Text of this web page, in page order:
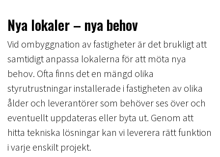
Nya lokaler – nya behov
Vid ombyggnation av fastigheter är det brukligt att
samtidigt anpassa lokalerna för att möta nya
behov. Ofta finns det en mängd olika
styrutrustningar installerade i fastigheten av olika
ålder och leverantörer som behöver ses över och
eventuellt uppdateras eller byta ut. Genom att
hitta tekniska lösningar kan vi leverera rätt funktion
i varje enskilt projekt.